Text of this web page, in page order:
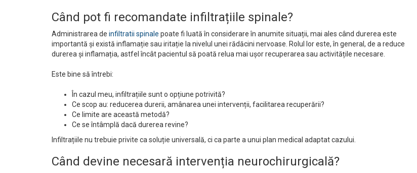
Când pot fi recomandate infiltrațiile spinale?
Administrarea de infiltratii spinale poate fi luată în considerare în anumite situații, mai ales când durerea este
importantă și există inflamație sau iritație la nivelul unei rădăcini nervoase. Rolul lor este, în general, de a reduce
durerea și inflamația, astfel încât pacientul să poată relua mai ușor recuperarea sau activitățile necesare.
Este bine să întrebi:
În cazul meu, infiltrațiile sunt o opțiune potrivită?
Ce scop au: reducerea durerii, amânarea unei intervenții, facilitarea recuperării?
Ce limite are această metodă?
Ce se întâmplă dacă durerea revine?
Infiltrațiile nu trebuie privite ca soluție universală, ci ca parte a unui plan medical adaptat cazului.
Când devine necesară intervenția neurochirurgicală?